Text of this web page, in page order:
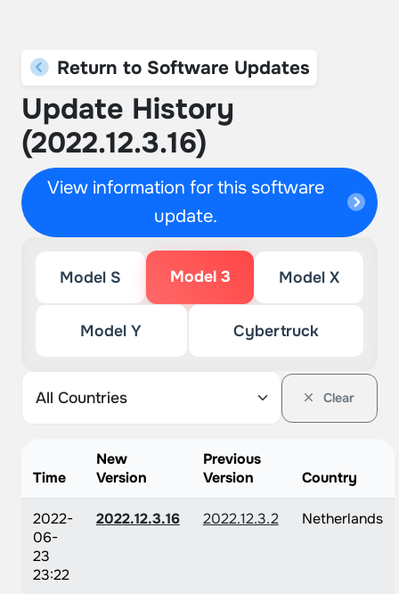
Return to Software Updates
Update History
(2022.12.3.16)
View information for this software
update.
Model S Model 3 Model X
Model Y Cybertruck
Clear
Time
New
Version
Previous
Version
Country
2022-
06-
23
23:22
2022.12.3.16 2022.12.3.2 Netherlands